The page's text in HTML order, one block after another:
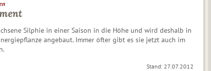
Silphie in einer Saison in die Höhe und wird deshalb in
angebaut. Immer öfter gibt es sie jetzt auch im
Stand: 27.07.2012